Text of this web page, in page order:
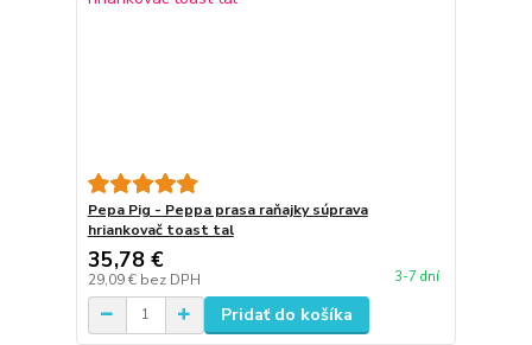
Pepa Pig - Peppa prasa raňajky súprava
hriankovač toast tal
35,78 €
29,09 € bez DPH 3-7 dní
Pridať do košíka